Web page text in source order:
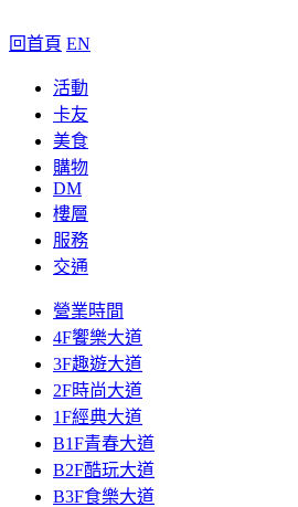
回首頁 EN
活動
卡友
美食
購物
DM
樓層
服務
交通
營業時間
4F饗樂大道
3F趣遊大道
2F時尚大道
1F經典大道
B1F青春大道
B2F酷玩大道
B3F食樂大道